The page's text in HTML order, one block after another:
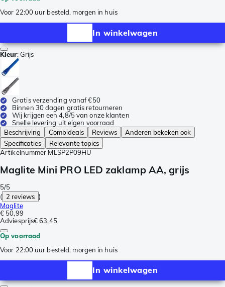
Voor 22:00 uur besteld, morgen in huis
In winkelwagen
Kleur:Grijs
Gratis verzending vanaf €50
Binnen 30 dagen gratis retourneren
Wij krijgen een 4,8/5 van onze klanten
Snelle levering uit eigen voorraad
Beschrijving
Combideals Reviews
Anderen bekeken ook
Specificaties
Relevante topics
Artikelnummer MLSP2P09HU
Maglite Mini PRO LED zaklamp AA, grijs
5/5
( 2 reviews )
Maglite
€ 50,99
Adviesprijs€ 63,45
Op voorraad
Voor 22:00 uur besteld, morgen in huis
In winkelwagen